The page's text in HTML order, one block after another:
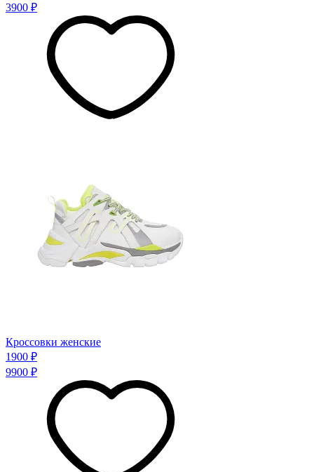
3900 ₽
Кроссовки женские
1900 ₽
9900 ₽